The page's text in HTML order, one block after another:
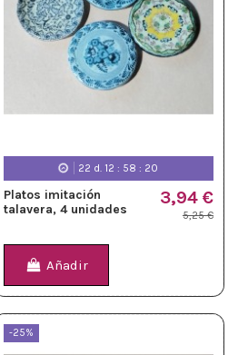
22 d. 12 :58 :18
Platos imitación
talavera, 4 unidades
3,94 €
5,25 €
Añadir
-25%